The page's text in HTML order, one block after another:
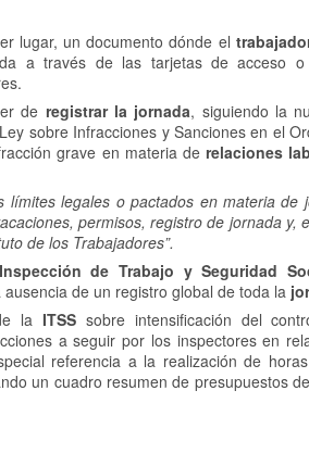
lugar, un documento dónde el
a través de las tarjetas de acceso
de registrar la jornada, siguiendo la
sobre Infracciones y Sanciones en el
grave en materia de relaciones
límites legales o pactados en materia de
permisos, registro de jornada
de los Trabajadores”.
Inspección de Trabajo y Seguridad
de un registro global de toda la
la ITSSsobre intensificación del
a seguir por los inspectores en
referencia a la realización de
un cuadro resumen de presupuestos